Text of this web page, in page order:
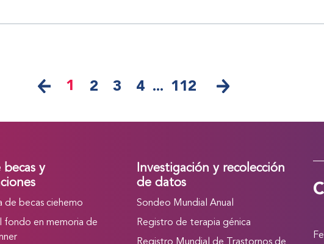
1 2 3 4 ... 112
becas y
de becas ciehemo
fondo en memoria de
Investigación y recolección
de datos
Sondeo Mundial Anual
Registro de terapia génica